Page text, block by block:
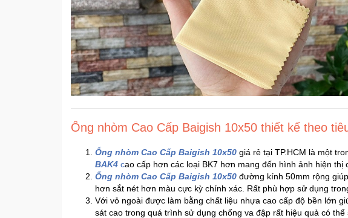
Ống nhòm Cao Cấp Baigish 10x50 thiết kế theo
Ống nhòm Cao Cấp Baigish 10x50 giá rẻ tại TP.HCM là một
BAK4 cao cấp hơn các loại BK7 hơn mang đến hình ảnh hiện thị
Ống nhòm Cao Cấp Baigish 10x50 đường kính 50mm rộng
hơn sắt nét hơn màu cực kỳ chính xác. Rất phù hợp sử dụng
Với vỏ ngoài được làm bằng chất liệu nhựa cao cấp độ bền lớn
sát cao trong quá trình sử dụng chống va đập rất hiệu quả có